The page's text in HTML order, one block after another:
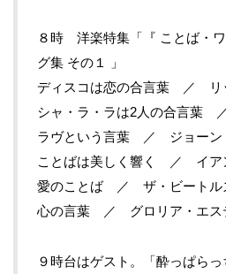
８時 洋楽特集「『 ことば・
グ集 その１ 」
ディスコは恋の合言葉 ／ リ
シャ・ラ・ラは2人の合言葉
ラヴという言葉 ／ ジョーン
ことばは美しく響く ／ イア
愛のことば ／ ザ・ビートル
心の言葉 ／ グロリア・エス
９時台はゲスト。「酔っぱら